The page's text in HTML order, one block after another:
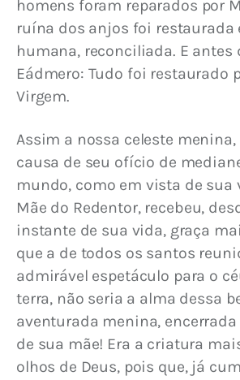
homens foram reparados por
ruína dos anjos foi restaurada
humana, reconciliada. E antes
Eádmero: Tudo foi restaurado
Virgem.
Assim a nossa celeste
causa de seu ofício de
mundo, como em vista de sua
Mãe do Redentor, recebeu,
instante de sua vida, graça
que a de todos os santos
admirável espetáculo para o
terra, não seria a alma dessa
aventurada menina,
de sua mãe! Era a criatura
olhos de Deus, pois que, já